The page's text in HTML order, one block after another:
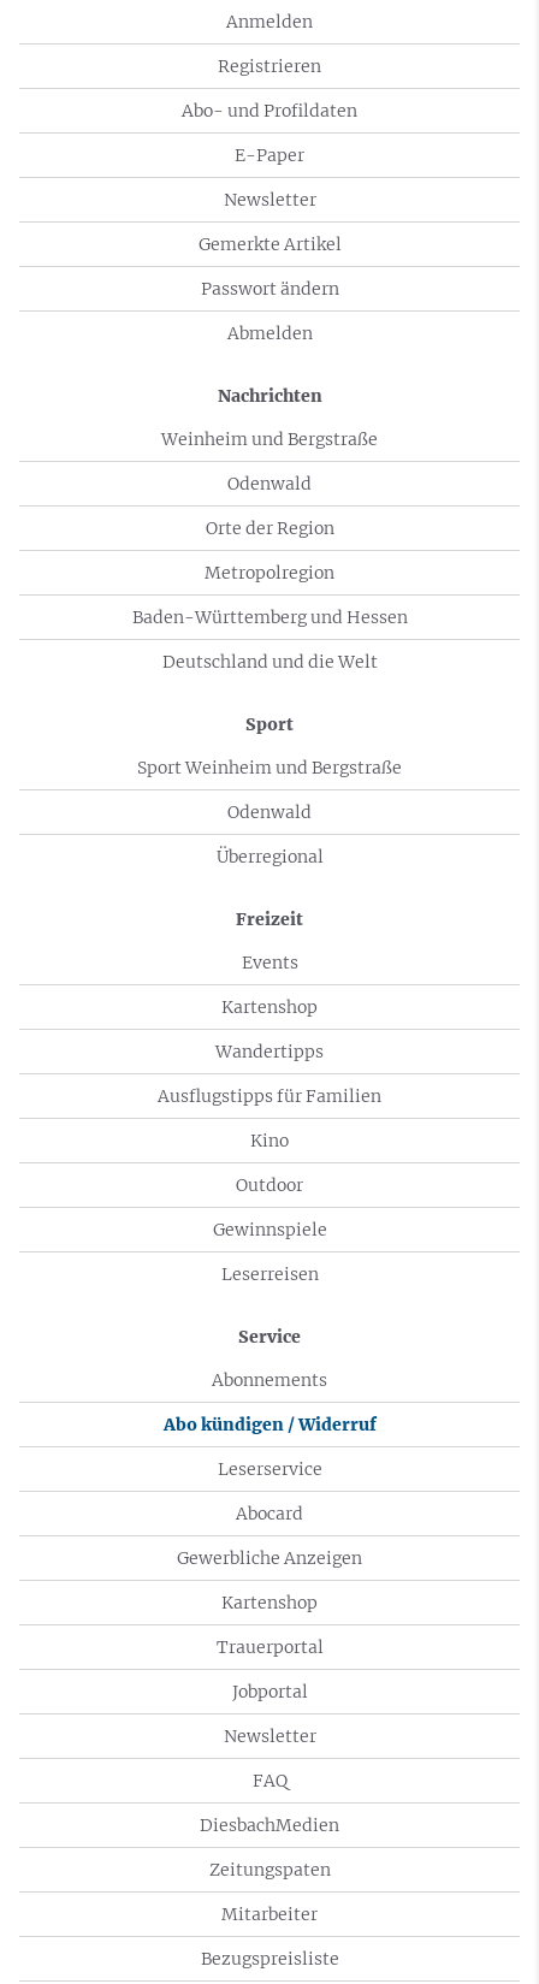
Anmelden
Registrieren
Abo- und Profildaten
E-Paper
Newsletter
Gemerkte Artikel
Passwort ändern
Abmelden
Nachrichten
Weinheim und Bergstraße
Odenwald
Orte der Region
Metropolregion
Baden-Württemberg und Hessen
Deutschland und die Welt
Sport
Sport Weinheim und Bergstraße
Odenwald
Überregional
Freizeit
Events
Kartenshop
Wandertipps
Ausflugstipps für Familien
Kino
Outdoor
Gewinnspiele
Leserreisen
Service
Abonnements
Abo kündigen / Widerruf
Leserservice
Abocard
Gewerbliche Anzeigen
Kartenshop
Trauerportal
Jobportal
Newsletter
FAQ
DiesbachMedien
Zeitungspaten
Mitarbeiter
Bezugspreisliste